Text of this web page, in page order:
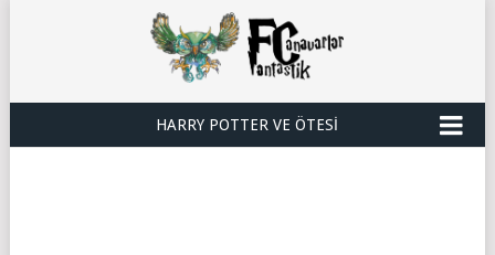
HARRY POTTER VE ÖTESI